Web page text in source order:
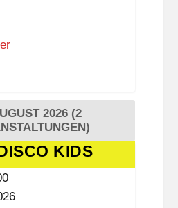
2026 (2
KIDS